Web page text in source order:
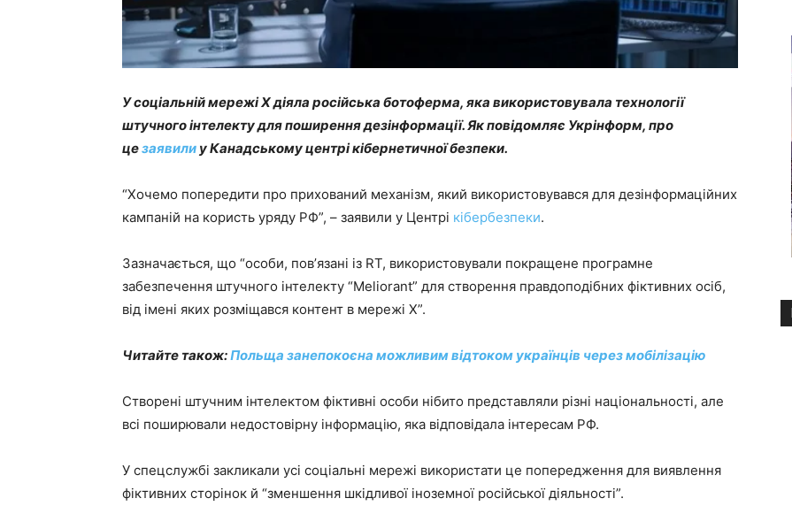
У соціальній мережі Х діяла російська ботоферма, яка використовувала технології
штучного інтелекту для поширення дезінформації. Як повідомляє Укрінформ, про
цезаявили у Канадському центрі кібернетичної безпеки.
“Хочемо попередити про прихований механізм, який використовувався для дезінформаційних
кампаній на користь уряду РФ”, – заявили у Центрі кібербезпеки.
Зазначається, що “особи, повʼязані із RT, використовували покращене програмне
забезпечення штучного інтелекту “Meliorant” для створення правдоподібних фіктивних осіб,
від імені яких розміщався контент в мережі Х”.
Читайте також:Польща занепокоєна можливим відтоком українців через мобілізацію
Створені штучним інтелектом фіктивні особи нібито представляли різні національності, але
всі поширювали недостовірну інформацію, яка відповідала інтересам РФ.
У спецслужбі закликали усі соціальні мережі використати це попередження для виявлення
фіктивних сторінок й “зменшення шкідливої іноземної російської діяльності”.